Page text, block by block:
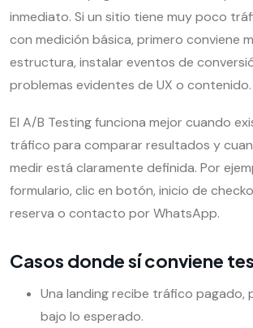
inmediato. Si un sitio tiene muy poco
con medición básica, primero conviene
estructura, instalar eventos de
problemas evidentes de UX o contenido.
El A/B Testing funciona mejor cuando
tráfico para comparar resultados y
medir está claramente definida. Por
formulario, clic en botón, inicio de
reserva o contacto por WhatsApp.
Casos donde sí conviene
Una landing recibe tráfico pagado,
bajo lo esperado.